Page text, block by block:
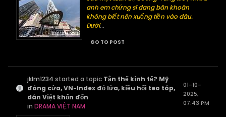
anh em chứng sĩ đang băn khoăn
không biết nên xuống tiền vào đâu.
Dưới...
GO TO POST
jklm1234 started a topic Tận thế kinh tế? Mỹ
đóng cửa, VN-Index đỏ lửa, kiều hối teo tóp,
dân Việt khốn đốn
inDRAMA VIỆT NAM
01-10-
2025,
07:43 PM